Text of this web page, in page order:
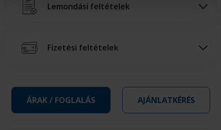
Lemondási feltételek
Fizetési feltételek
ÁRAK / FOGLALÁS AJÁNLATKÉRÉS